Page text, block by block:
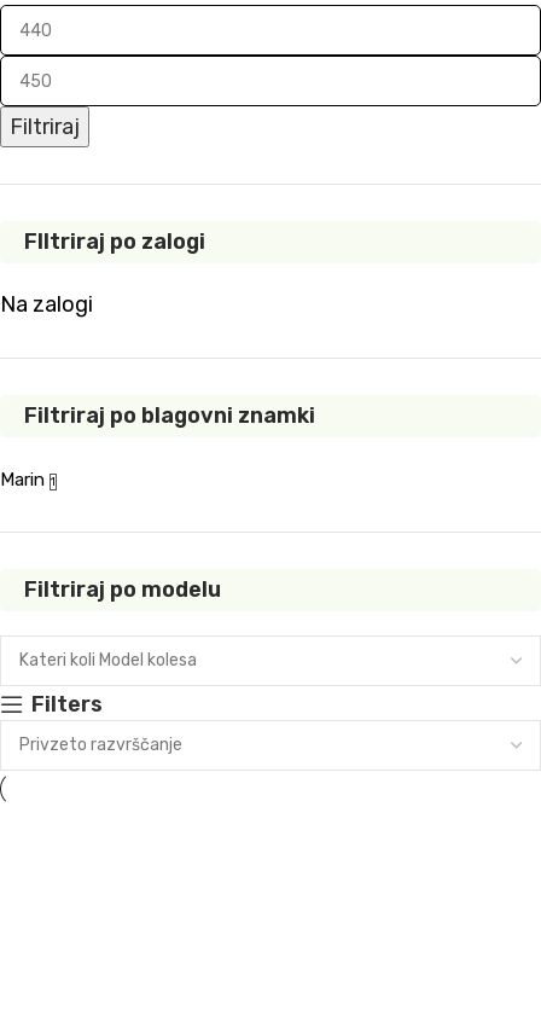
Filtriraj
FIltriraj po zalogi
Na zalogi
Filtriraj po blagovni znamki
Marin 1
Filtriraj po modelu
Filters